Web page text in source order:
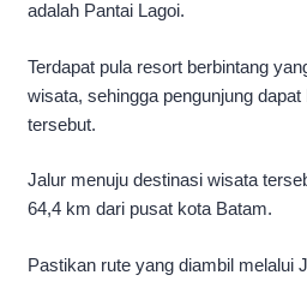
adalah Pantai Lagoi.
Terdapat pula resort berbintang
wisata, sehingga pengunjung
tersebut.
Jalur menuju destinasi wisata
64,4 km dari pusat kota Batam.
Pastikan rute yang diambil melalui